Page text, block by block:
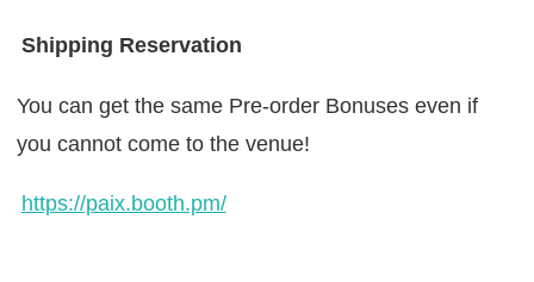
Shipping Reservation
You can get the same Pre-order Bonuses even if
you cannot come to the venue!
https://paix.booth.pm/